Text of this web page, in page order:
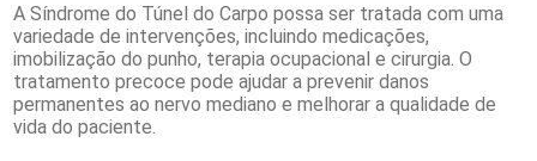
A Síndrome do Túnel do Carpo possa ser tratada com uma
variedade de intervenções, incluindo medicações,
imobilização do punho, terapia ocupacional e cirurgia. O
tratamento precoce pode ajudar a prevenir danos
permanentes ao nervo mediano e melhorar a qualidade de
vida do paciente.